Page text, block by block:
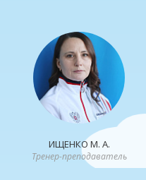
ИЩЕНКО М. А.
Тренер-преподаватель